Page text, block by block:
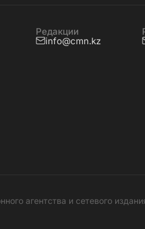
Редакции
info@cmn.kz
агентства и сетевого